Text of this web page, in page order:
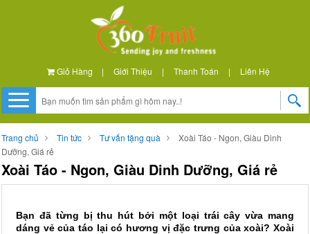
Giỏ Hàng | Giới Thiệu | Thanh Toán | Liên Hệ
Trang chủ Tin tức Tư vấn tặng quà
Xoài Táo - Ngon, Giàu Dinh
Dưỡng, Giá rẻ
Xoài Táo - Ngon, Giàu Dinh Dưỡng, Giá rẻ
Bạn đã từng bị thu hút bởi một loại trái cây vừa mang
dáng vẻ của táo lại có hương vị đặc trưng của xoài? Xoài